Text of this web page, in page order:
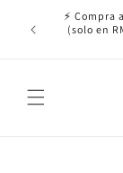
directamente
al contenido
⚡
(solo en